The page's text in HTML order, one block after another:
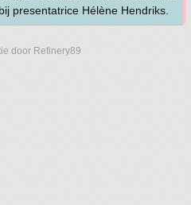
presentatrice Hélène Hendriks.
door Refinery89